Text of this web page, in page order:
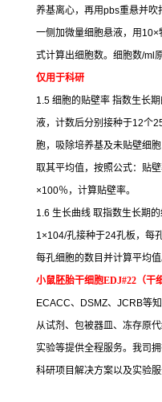
养基离心，再用pbs重悬并吹
一侧加微量细胞悬液，用 10×
式计算出细胞数。细胞数/ml
仅用于科研
1.5 细胞的贴壁率 指数生长
液，计数后分别接种于12个
胞，吸除培养基及未贴壁细
取其平均值，按照公式：贴
×100％，计算贴壁率。
1.6 生长曲线 取指数生长期
1×104/孔接种于24孔板，每
每孔细胞的数目并计算平均
小鼠胚胎干细胞EDJ#22 （干
ECACC、 DSMZ、 JCRB等
从试剂、包被器皿、冻存原
实验等提供全程服务。我司
科研项目解决方案以及实验服